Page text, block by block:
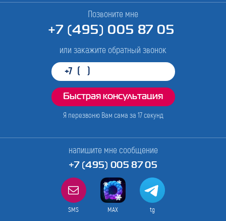
Позвоните мне
+7 (495) 005 87 05
или закажите обратный звонок
Я перезвоню Вам сама за 17секунд
напишите мне сообщение
+7 (495) 005 87 05
SMS MAX tg